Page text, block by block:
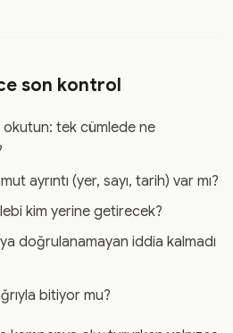
son kontrol
okutun: tek cümlede ne
ayrıntı (yer, sayı, tarih) var mı?
kim yerine getirecek?
doğrulanamayan iddia kalmadı
bitiyor mu?